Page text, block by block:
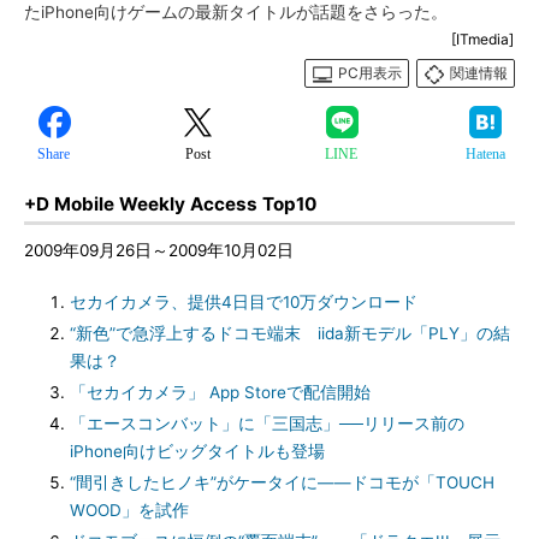
たiPhone向けゲームの最新タイトルが話題をさらった。
[ITmedia]
PC用表示
関連情報
Share Post LINE Hatena
+D Mobile Weekly Access Top10
2009年09月26日～2009年10月02日
セカイカメラ、提供4日目で10万ダウンロード
“新色”で急浮上するドコモ端末 iida新モデル「PLY」の結
果は？
「セカイカメラ」 App Storeで配信開始
「エースコンバット」に「三国志」──リリース前の
iPhone向けビッグタイトルも登場
“間引きしたヒノキ”がケータイに――ドコモが「TOUCH
WOOD」を試作